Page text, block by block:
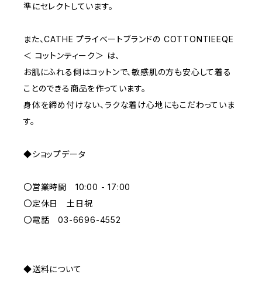
PURPLE
BLUE
ORANGE
GRAY
準にセレクトしています。
また、CATHE プライベートブランドの COTTONTIEEQE
＜ コットンティーク＞ は、
お肌にふれる側はコットンで、敏感肌の方も安心して着る
ことのできる商品を作っています。
身体を締め付けない、ラクな着け心地にもこだわっていま
す。
◆ショップデータ
〇営業時間 10:00 - 17:00
〇定休日 土日祝
〇電話 03-6696-4552
◆送料について